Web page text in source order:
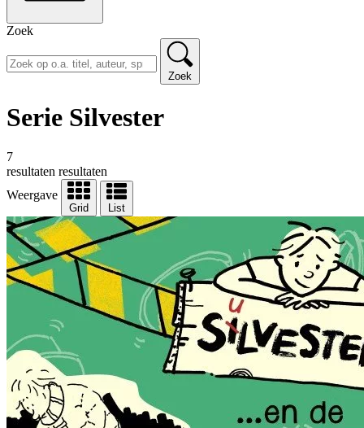
Zoek
Zoek
Serie Silvester
7
resultaten resultaten
Weergave
Grid List